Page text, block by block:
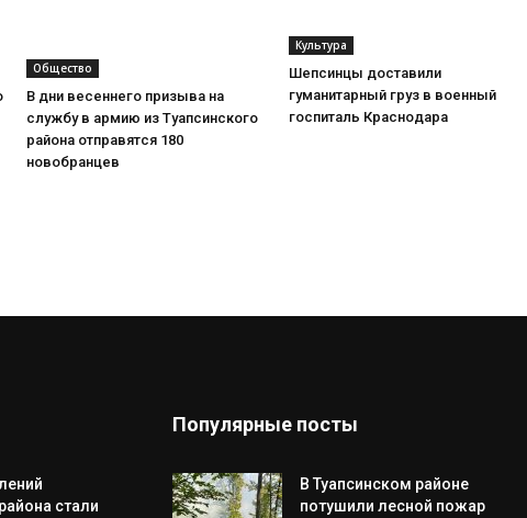
Общество
В дни весеннего призыва на
службу в армию из Туапсинского
района отправятся 180
новобранцев
Культура
Шепсинцы доставили
гуманитарный груз в военный
госпиталь Краснодара
стали
Популярные посты
В Туапсинском районе
потушили лесной пожар